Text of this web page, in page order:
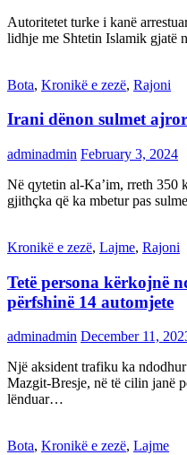
Autoritetet turke i kanë
lidhje me Shtetin Islamik gjatë
Bota, Kronikë e zezë, Rajoni
Irani dënon sulmet
adminadmin February 3, 2024
Në qytetin al-Ka’im, rreth 350
gjithçka që ka mbetur pas
Kronikë e zezë, Lajme, Rajoni
Tetë persona kërkojnë
përfshinë 14 automjete
adminadmin December 11,
Një aksident trafiku ka
Mazgit-Bresje, në të cilin janë
lënduar…
Bota, Kronikë e zezë, Lajme